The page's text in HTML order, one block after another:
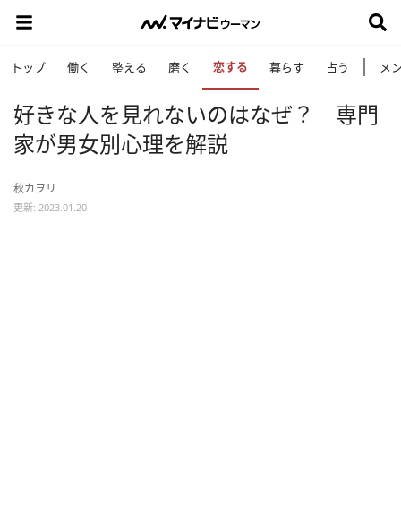
トップ 働く 整える 磨く 恋する 暮らす 占う メ
好きな人を見れないのはなぜ？ 専門
家が男女別心理を解説
秋カヲリ
更新: 2023.01.20